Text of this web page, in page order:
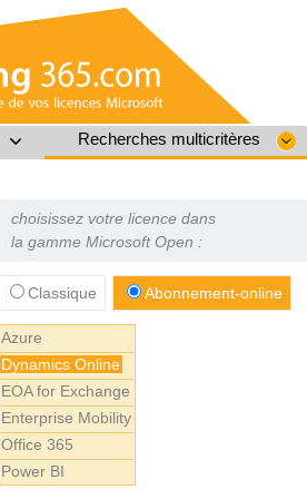
Recherches multicritères
choisissez votre licence dans
la gamme Microsoft Open :
Classique Abonnement-online
Azure
Dynamics Online
EOA for Exchange
Enterprise Mobility
Office 365
Power BI